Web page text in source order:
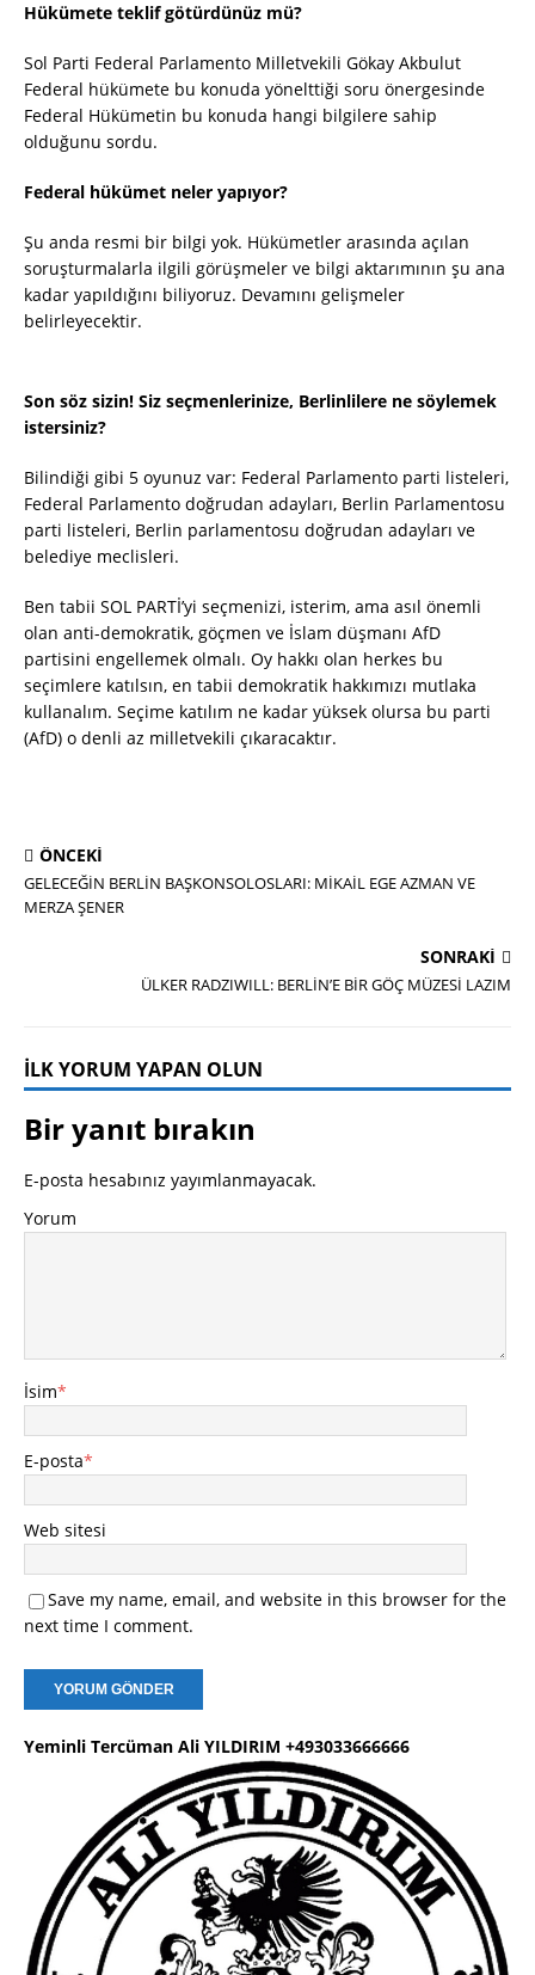
Hükümete teklif götürdünüz mü?
Sol Parti Federal Parlamento Milletvekili Gökay Akbulut
Federal hükümete bu konuda yönelttiği soru önergesinde
Federal Hükümetin bu konuda hangi bilgilere sahip
olduğunu sordu.
Federal hükümet neler yapıyor?
Şu anda resmi bir bilgi yok. Hükümetler arasında açılan
soruşturmalarla ilgili görüşmeler ve bilgi aktarımının şu ana
kadar yapıldığını biliyoruz. Devamını gelişmeler
belirleyecektir.
Son söz sizin! Siz seçmenlerinize, Berlinlilere ne söylemek
istersiniz?
Bilindiği gibi 5 oyunuz var: Federal Parlamento parti listeleri,
Federal Parlamento doğrudan adayları, Berlin Parlamentosu
parti listeleri, Berlin parlamentosu doğrudan adayları ve
belediye meclisleri.
Ben tabii SOL PARTİ’yi seçmenizi, isterim, ama asıl önemli
olan anti-demokratik, göçmen ve İslam düşmanı AfD
partisini engellemek olmalı. Oy hakkı olan herkes bu
seçimlere katılsın, en tabii demokratik hakkımızı mutlaka
kullanalım. Seçime katılım ne kadar yüksek olursa bu parti
(AfD) o denli az milletvekili çıkaracaktır.
ÖNCEKI
GELECEĞİN BERLİN BAŞKONSOLOSLARI: MİKAİL EGE AZMAN VE
MERZA ŞENER
SONRAKI
ÜLKER RADZIWILL: BERLİN’E BİR GÖÇ MÜZESİ LAZIM
İLK YORUM YAPAN OLUN
Bir yanıt bırakın
E-posta hesabınız yayımlanmayacak.
Yorum
İsim*
E-posta*
Web sitesi
Save my name, email, and website in this browser for the
next time I comment.
Yeminli Tercüman Ali YILDIRIM +493033666666